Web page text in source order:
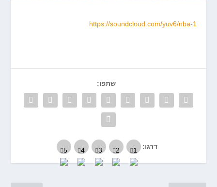
https://soundcloud.com/yuv6/nba-1
שתפו:
דרגו: